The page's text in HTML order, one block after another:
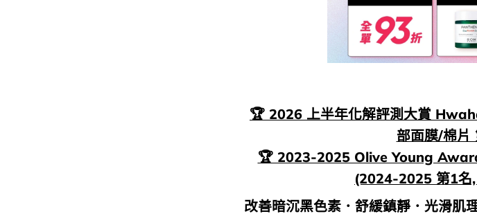
🏆 2026 上半年化解評測大賞
部面膜/棉片
🏆 2023-2025 Olive Young
(2024-2025 第1
改善暗沉黑色素．舒緩鎮靜．光滑肌